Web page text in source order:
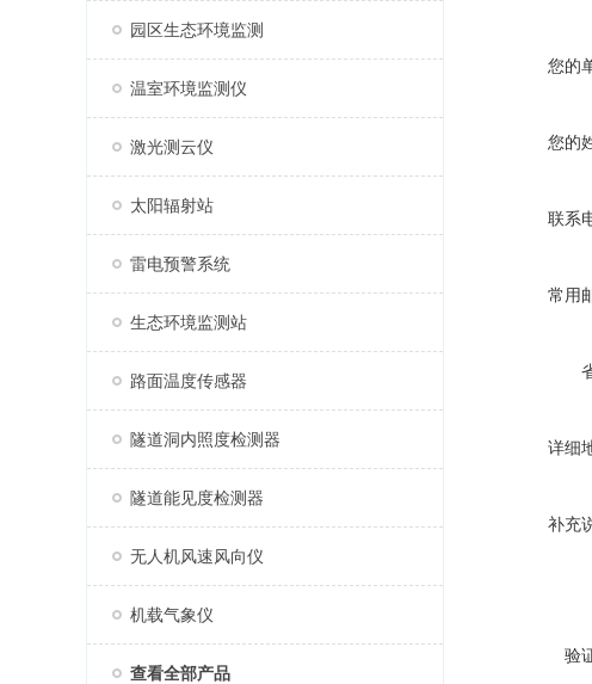
园区生态环境监测
温室环境监测仪
激光测云仪
太阳辐射站
雷电预警系统
生态环境监测站
路面温度传感器
隧道洞内照度检测器
隧道能见度检测器
无人机风速风向仪
机载气象仪
查看全部产品
您的
您的
联系
常用
详细
补充
验